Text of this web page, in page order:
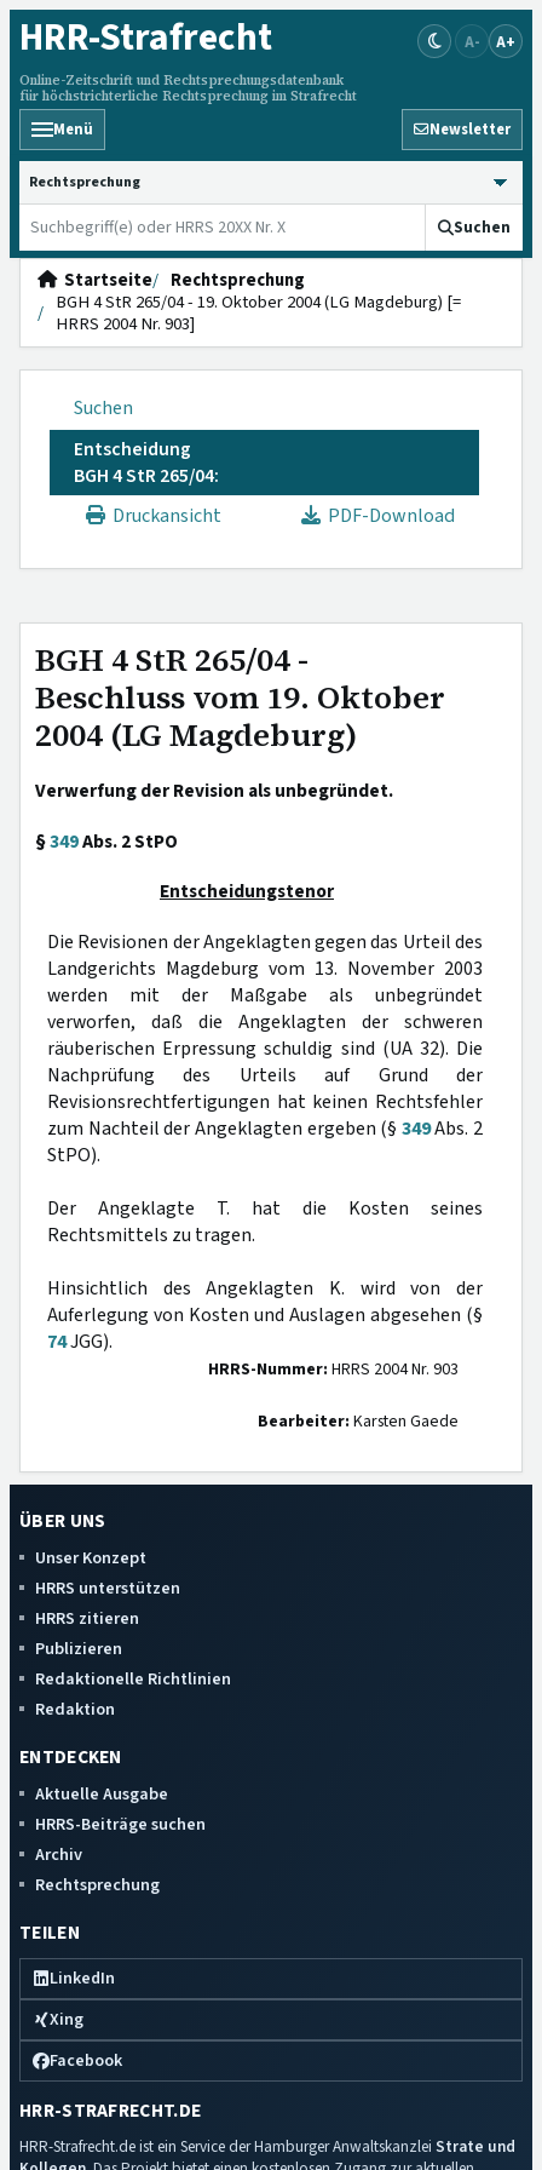
HRR-Strafrecht
Online-Zeitschrift und Rechtsprechungsdatenbank
für höchstrichterliche Rechtsprechung im Strafrecht
A- A+
Menü Newsletter
HRRS durchsuchen
Suchen
Startseite
Rechtsprechung
BGH 4 StR 265/04 - 19. Oktober 2004 (LG Magdeburg) [=
HRRS 2004 Nr. 903]
Suchen
Entscheidung
BGH 4 StR 265/04:
Druckansicht
PDF-Download
BGH 4 StR 265/04 -
Beschluss vom 19. Oktober
2004 (LG Magdeburg)
Verwerfung der Revision als unbegründet.
§349Abs. 2 StPO
Entscheidungstenor
Die Revisionen der Angeklagten gegen das Urteil des
Landgerichts Magdeburg vom 13. November 2003
werden mit der Maßgabe als unbegründet
verworfen, daß die Angeklagten der schweren
räuberischen Erpressung schuldig sind (UA 32). Die
Nachprüfung des Urteils auf Grund der
Revisionsrechtfertigungen hat keinen Rechtsfehler
zum Nachteil der Angeklagten ergeben (§ 349Abs. 2
StPO).
Der Angeklagte T. hat die Kosten seines
Rechtsmittels zu tragen.
Hinsichtlich des Angeklagten K. wird von der
Auferlegung von Kosten und Auslagen abgesehen (§
74JGG).
HRRS-Nummer: HRRS 2004 Nr. 903
Bearbeiter: Karsten Gaede
ÜBER UNS
Unser Konzept
HRRS unterstützen
HRRS zitieren
Publizieren
Redaktionelle Richtlinien
Redaktion
ENTDECKEN
Aktuelle Ausgabe
HRRS-Beiträge suchen
Archiv
Rechtsprechung
TEILEN
LinkedIn
Xing
Facebook
HRR-STRAFRECHT.DE
HRR-Strafrecht.de ist ein Service der Hamburger Anwaltskanzlei Strate und